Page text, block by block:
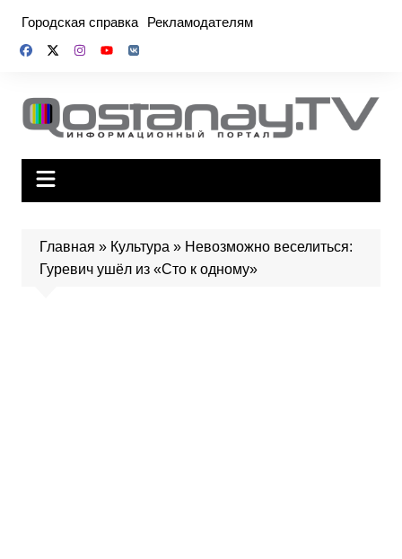
содержимому
Городская справка Рекламодателям
Главная » Культура » Невозможно веселиться:
Гуревич ушёл из «Сто к одному»